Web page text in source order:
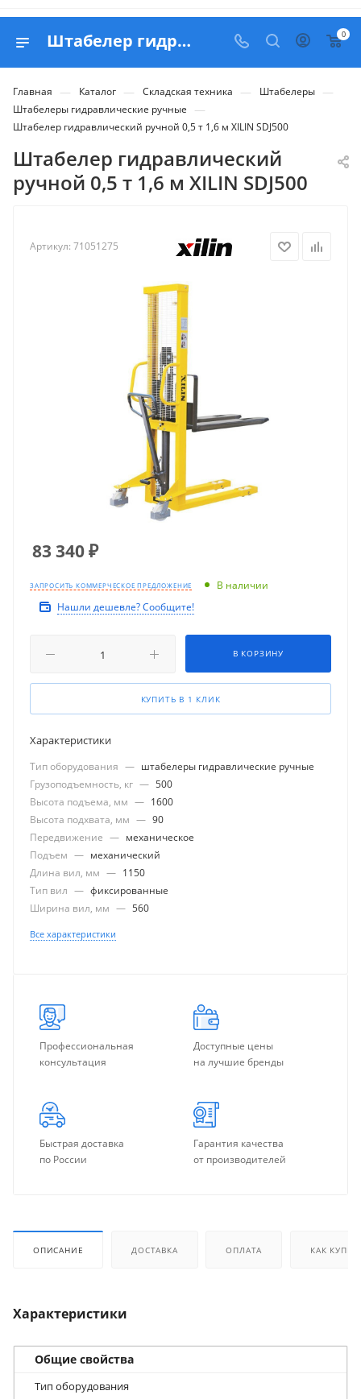
Штабелер гидравлический ручной 0,5 т 1,6 м XILIN SDJ500 - купить в Belapex 0
Главная — Каталог — Складская техника — Штабелеры —
Штабелеры гидравлические ручные —
Штабелер гидравлический ручной 0,5 т 1,6 м XILIN SDJ500
Штабелер гидравлический
ручной 0,5 т 1,6 м XILIN SDJ500
Артикул: 71051275
83 340₽
ЗАПРОСИТЬ КОММЕРЧЕСКОЕ ПРЕДЛОЖЕНИЕ
В наличии
Нашли дешевле? Сообщите!
В КОРЗИНУ
КУПИТЬ В 1 КЛИК
Характеристики
Тип оборудования — штабелеры гидравлические ручные
Грузоподъемность, кг — 500
Высота подъема, мм — 1600
Высота подхвата, мм — 90
Передвижение — механическое
Подъем — механический
Длина вил, мм — 1150
Тип вил — фиксированные
Ширина вил, мм — 560
Все характеристики
Профессиональная
консультация
Доступные цены
на лучшие бренды
Быстрая доставка
по России
Гарантия качества
от производителей
ОПИСАНИЕ ДОСТАВКА ОПЛАТА КАК
Характеристики
Общие свойства
Тип оборудования